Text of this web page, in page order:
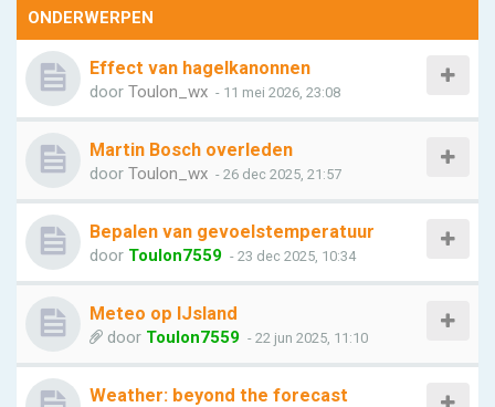
ONDERWERPEN
Effect van hagelkanonnen
door Toulon_wx - 11 mei 2026, 23:08
Martin Bosch overleden
door Toulon_wx - 26 dec 2025, 21:57
Bepalen van gevoelstemperatuur
door Toulon7559 - 23 dec 2025, 10:34
Meteo op IJsland
door Toulon7559 - 22 jun 2025, 11:10
Weather: beyond the forecast